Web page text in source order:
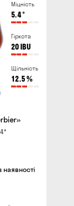
Міцність
5.4°
Гіркота
20IBU
Щільність
12.5%
наявності